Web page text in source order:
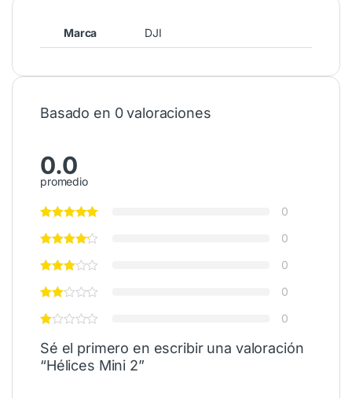
Marca DJI
Basado en 0 valoraciones
0.0
promedio
0
0
0
0
0
Sé el primero en escribir una valoración
“Hélices Mini 2”